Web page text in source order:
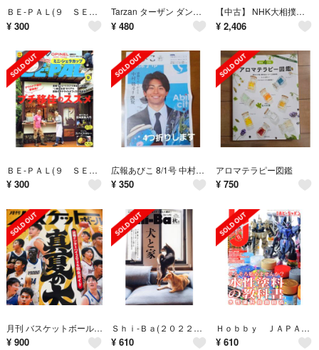
ＢＥ‐ＰＡＬ(９ ＳＥＰＴＥＭＢＥＲ ２０２１) 月刊誌／小学館
¥ 300
Tarzan ターザン ダンベル特集2025年6月12日号岩本照スノーマン
¥ 480
【中古】 NHK大相撲ジャーナル 2016年 09月号
¥ 2,406
ＢＥ‐ＰＡＬ(９ ＳＥＰＴＥＭＢＥＲ ２０２０) 月刊誌／小学館
¥ 300
広報あびこ 8/1号 中村敬斗選手特集 日本代表 1部
¥ 350
アロマテラピー図鑑
¥ 750
月刊 バスケットボール 2026年 09月号 [雑誌]
¥ 900
Ｓｈｉ‐Ｂａ(２０２２ Ｖｏｌ．１２５ 秋号) 季刊誌／辰巳出版
¥ 610
Ｈｏｂｂｙ ＪＡＰＡＮ(２０２３年１１月号) 月刊誌／ホビージャパン
¥ 610